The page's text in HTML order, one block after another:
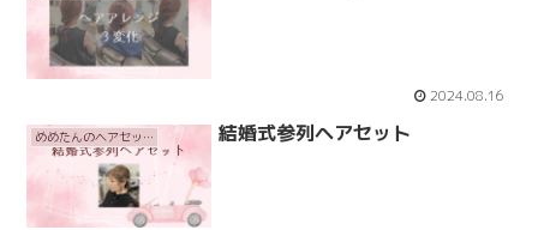
2024.08.16
めめたんのヘアセット 結婚式参列ヘアセット